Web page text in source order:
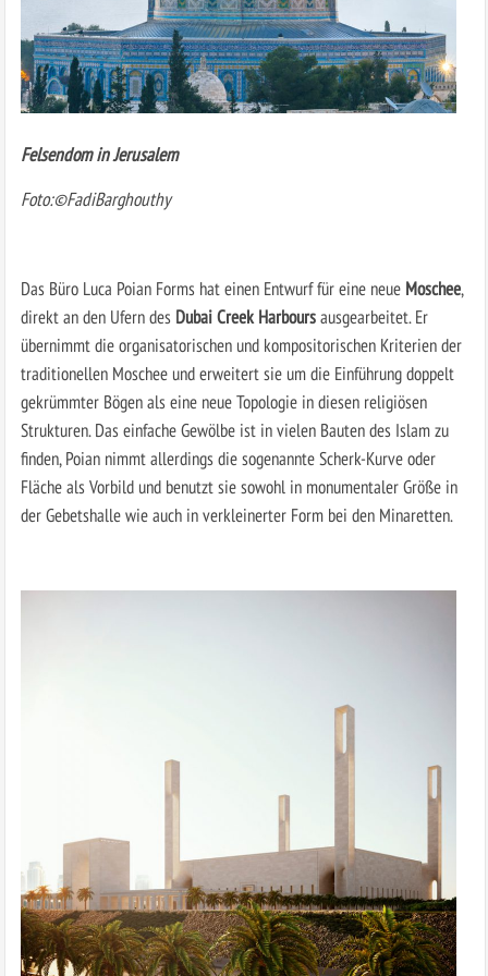
Felsendom in Jerusalem
Foto:©FadiBarghouthy
Das Büro Luca Poian Forms hat einen Entwurf für eine neue Moschee,
direkt an den Ufern des Dubai Creek Harboursausgearbeitet. Er
übernimmt die organisatorischen und kompositorischen Kriterien der
traditionellen Moschee und erweitert sie um die Einführung doppelt
gekrümmter Bögen als eine neue Topologie in diesen religiösen
Strukturen. Das einfache Gewölbe ist in vielen Bauten des Islam zu
finden, Poian nimmt allerdings die sogenannte Scherk-Kurve oder
Fläche als Vorbild und benutzt sie sowohl in monumentaler Größe in
der Gebetshalle wie auch in verkleinerter Form bei den Minaretten.